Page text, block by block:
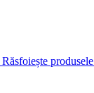
Răsfoiește produsele